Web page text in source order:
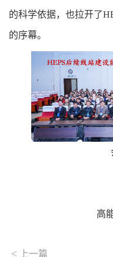
的科学依据，也拉开了
的序幕。
高
< 上一篇